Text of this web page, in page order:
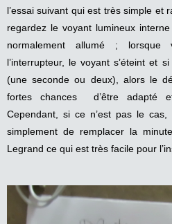
l’essai suivant qui est très simple et
regardez le voyant lumineux
normalement allumé ; lorsque
l’interrupteur, le voyant s’éteint et
(une seconde ou deux), alors le
fortes chances d’être adapté
Cependant, si ce n’est pas le
simplement de remplacer la
Legrand ce qui est très facile pour